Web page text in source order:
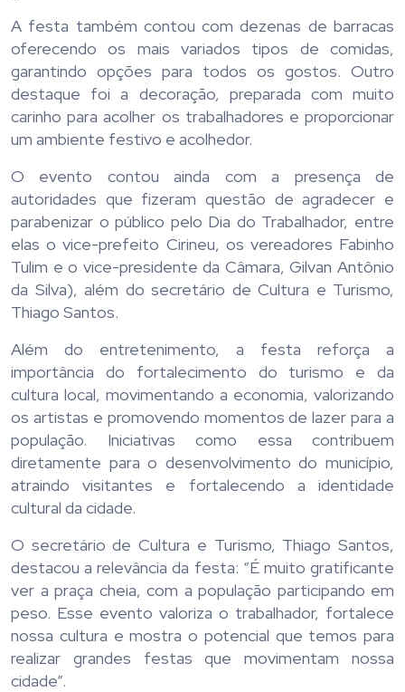
A festa também contou com dezenas de barracas
oferecendo os mais variados tipos de comidas,
garantindo opções para todos os gostos. Outro
destaque foi a decoração, preparada com muito
carinho para acolher os trabalhadores e proporcionar
um ambiente festivo e acolhedor.
O evento contou ainda com a presença de
autoridades que fizeram questão de agradecer e
parabenizar o público pelo Dia do Trabalhador, entre
elas o vice-prefeito Cirineu, os vereadores Fabinho
Tulim e o vice-presidente da Câmara, Gilvan Antônio
da Silva), além do secretário de Cultura e Turismo,
Thiago Santos.
Além do entretenimento, a festa reforça a
importância do fortalecimento do turismo e da
cultura local, movimentando a economia, valorizando
os artistas e promovendo momentos de lazer para a
população. Iniciativas como essa contribuem
diretamente para o desenvolvimento do município,
atraindo visitantes e fortalecendo a identidade
cultural da cidade.
O secretário de Cultura e Turismo, Thiago Santos,
destacou a relevância da festa: “É muito gratificante
ver a praça cheia, com a população participando em
peso. Esse evento valoriza o trabalhador, fortalece
nossa cultura e mostra o potencial que temos para
realizar grandes festas que movimentam nossa
cidade”.